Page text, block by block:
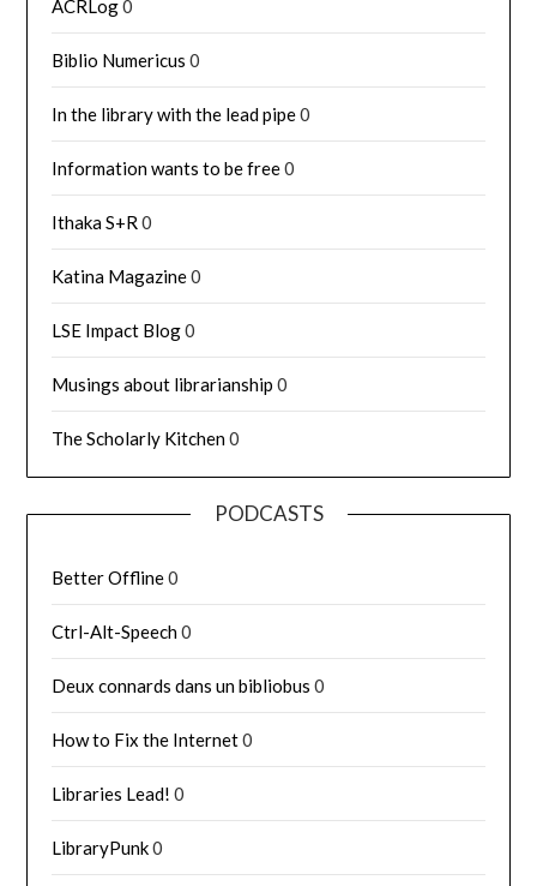
ACRLog0
Biblio Numericus 0
In the library with the lead pipe0
Information wants to be free0
Ithaka S+R 0
Katina Magazine0
LSE Impact Blog0
Musings about librarianship 0
The Scholarly Kitchen0
PODCASTS
Better Offline0
Ctrl-Alt-Speech0
Deux connards dans un bibliobus 0
How to Fix the Internet0
Libraries Lead! 0
LibraryPunk0